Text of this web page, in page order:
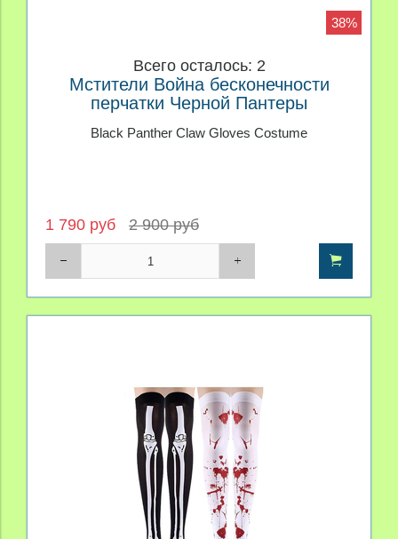
38%
Всего осталось: 2
Мстители Война бесконечности
перчатки Черной Пантеры
Black Panther Claw Gloves Costume
1 790 руб 2 900 руб